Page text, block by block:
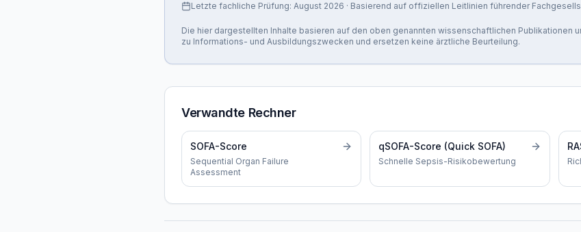
Letzte fachliche Prüfung: August 2026 · Basierend auf offiziellen Leitlinien führender
Die hier dargestellten Inhalte basieren auf den oben genannten wissenschaftlichen Publikationen
zu Informations- und Ausbildungszwecken und ersetzen keine ärztliche Beurteilung.
Verwandte Rechner
SOFA-Score
Sequential Organ Failure
Assessment
qSOFA-Score (Quick SOFA)
Schnelle Sepsis-Risikobewertung